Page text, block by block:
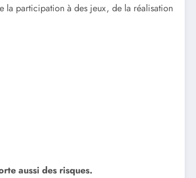
la participation à des jeux, de la réalisation
aussi des risques.